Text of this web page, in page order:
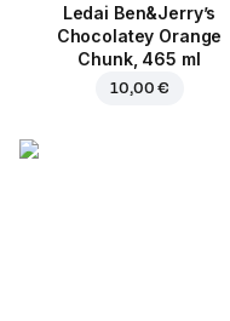
Ledai Ben&Jerry’s
Chocolatey Orange
Chunk, 465 ml
10,00 €